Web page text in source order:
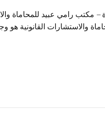
مكتب رامي عبيد للمحاماة
والاستشارات القانونية هو